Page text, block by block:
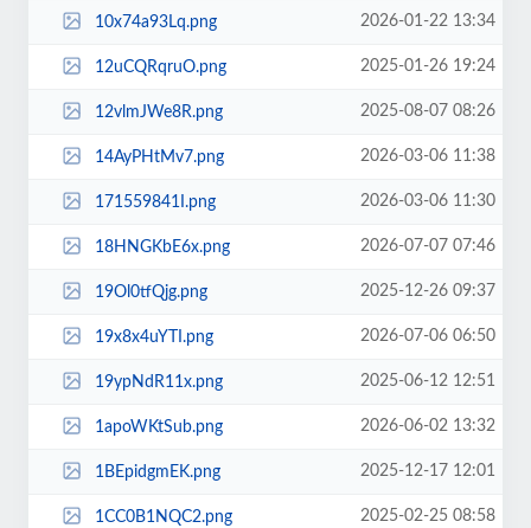
10x74a93Lq.png 2026-01-22 13:34
12uCQRqruO.png 2025-01-26 19:24
12vlmJWe8R.png 2025-08-07 08:26
14AyPHtMv7.png 2026-03-06 11:38
171559841I.png 2026-03-06 11:30
18HNGKbE6x.png 2026-07-07 07:46
19Ol0tfQjg.png 2025-12-26 09:37
19x8x4uYTI.png 2026-07-06 06:50
19ypNdR11x.png 2025-06-12 12:51
1apoWKtSub.png 2026-06-02 13:32
1BEpidgmEK.png 2025-12-17 12:01
1CC0B1NQC2.png 2025-02-25 08:58